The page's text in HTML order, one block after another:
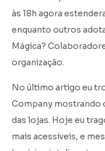
às 18h agora
enquanto outros
Mágica?
organização.
No último artigo eu
Company mostrando
das lojas. Hoje eu
mais acessíveis, e